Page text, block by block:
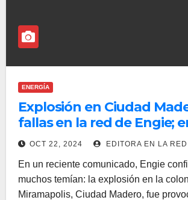
ENERGÍA
Explosión en Ciudad
fallas en la red de Engie;
no asume
OCT 22, 2024 EDITORA EN LA RED
En un reciente comunicado, Engie
muchos temían: la explosión en la
Miramapolis, Ciudad Madero, fue